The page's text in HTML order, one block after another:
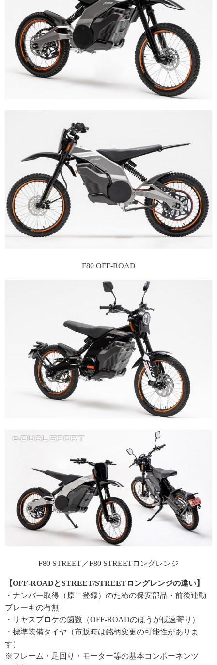
F80 OFF-ROAD
F80 STREET／F80 STREETロングレンジ
【OFF-ROADとSTREET/STREETロングレンジの違い】
・ナンバー取得（原二登録）のための保安部品・前後連動
ブレーキの有無
・リヤスプロケの歯数（OFF-ROADのほうが低速寄り）
・標準装備タイヤ（市販時は銘柄変更の可能性がありま
す）
※フレーム・足回り・モーター等の基本コンポーネンツ